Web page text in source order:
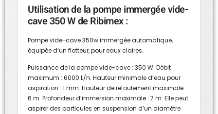
Utilisation de la pompe immergée vide-
cave 350 W de Ribimex :
Pompe vide-cave 350w immergée automatique,
équipée d’un flotteur, pour eaux claires.
Puissance de la pompe vide-cave : 350 W. Débit
maximum : 6000 L/h. Hauteur minimale d’eau pour
aspiration : 1 mm. Hauteur de refoulement maximale :
6 m. Profondeur d’immersion maximale : 7 m. Elle peut
aspirer des particules en suspension d’un diamètre